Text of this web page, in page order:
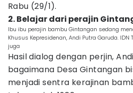
Rabu (29/1).
2. Belajar dari perajin
Ibu ibu perajin bambu Gintangan sedang
Khusus Kepresidenan, Andi Putra Garuda.
juga
Hasil dialog dengan perjin,
bagaimana Desa Gintangan
menjadi sentra kerajinan